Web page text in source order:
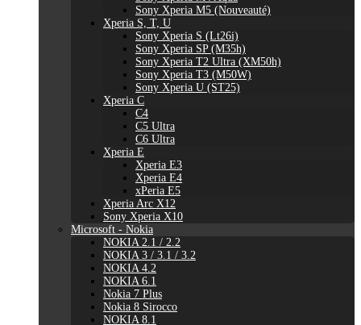
Sony Xperia M5 (Nouveauté)
Xperia S, T, U
Sony Xperia S (Lt26i)
Sony Xperia SP (M35h)
Sony Xperia T2 Ultra (XM50h)
Sony Xperia T3 (M50W)
Sony Xperia U (ST25)
Xperia C
C4
C5 Ultra
C6 Ultra
Xperia E
Xperia E3
Xperia E4
xPeria E5
Xperia Arc X12
Sony Xperia X10
Microsoft - Nokia
NOKIA 2.1 / 2.2
NOKIA 3 / 3.1 / 3.2
NOKIA 4.2
NOKIA 6.1
Nokia 7 Plus
Nokia 8 Sirocco
NOKIA 8.1